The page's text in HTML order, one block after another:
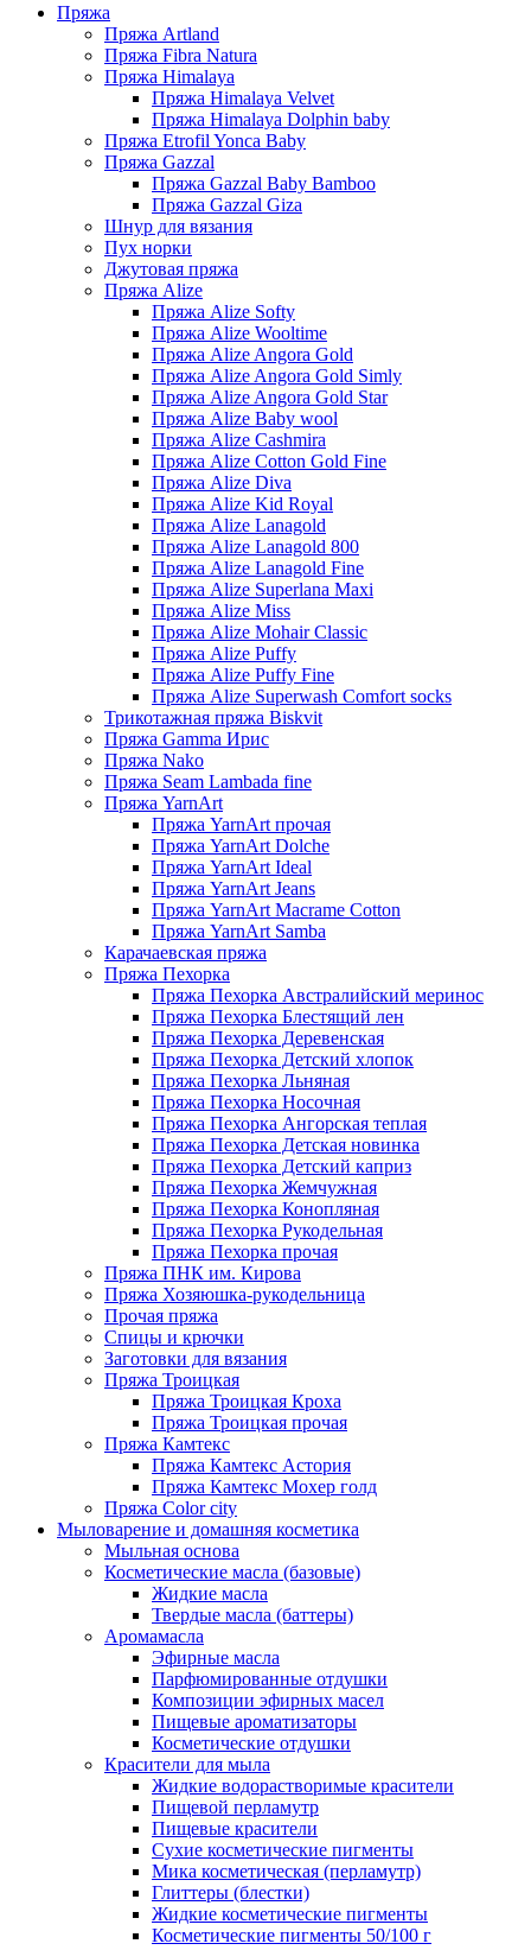
Пряжа
Пряжа Artland
Пряжа Fibra Natura
Пряжа Himalaya
Пряжа Himalaya Velvet
Пряжа Himalaya Dolphin baby
Пряжа Etrofil Yonca Baby
Пряжа Gazzal
Пряжа Gazzal Baby Bamboo
Пряжа Gazzal Giza
Шнур для вязания
Пух норки
Джутовая пряжа
Пряжа Alize
Пряжа Alize Softy
Пряжа Alize Wooltime
Пряжа Alize Angora Gold
Пряжа Alize Angora Gold Simly
Пряжа Alize Angora Gold Star
Пряжа Alize Baby wool
Пряжа Alize Cashmira
Пряжа Alize Cotton Gold Fine
Пряжа Alize Diva
Пряжа Alize Kid Royal
Пряжа Alize Lanagold
Пряжа Alize Lanagold 800
Пряжа Alize Lanagold Fine
Пряжа Alize Superlana Maxi
Пряжа Alize Miss
Пряжа Alize Mohair Classic
Пряжа Alize Puffy
Пряжа Alize Puffy Fine
Пряжа Alize Superwash Comfort socks
Трикотажная пряжа Biskvit
Пряжа Gamma Ирис
Пряжа Nako
Пряжа Seam Lambada fine
Пряжа YarnArt
Пряжа YarnArt прочая
Пряжа YarnArt Dolche
Пряжа YarnArt Ideal
Пряжа YarnArt Jeans
Пряжа YarnArt Macrame Cotton
Пряжа YarnArt Samba
Карачаевская пряжа
Пряжа Пехорка
Пряжа Пехорка Австралийский меринос
Пряжа Пехорка Блестящий лен
Пряжа Пехорка Деревенская
Пряжа Пехорка Детский хлопок
Пряжа Пехорка Льняная
Пряжа Пехорка Носочная
Пряжа Пехорка Ангорская теплая
Пряжа Пехорка Детская новинка
Пряжа Пехорка Детский каприз
Пряжа Пехорка Жемчужная
Пряжа Пехорка Конопляная
Пряжа Пехорка Рукодельная
Пряжа Пехорка прочая
Пряжа ПНК им. Кирова
Пряжа Хозяюшка-рукодельница
Прочая пряжа
Спицы и крючки
Заготовки для вязания
Пряжа Троицкая
Пряжа Троицкая Кроха
Пряжа Троицкая прочая
Пряжа Камтекс
Пряжа Камтекс Астория
Пряжа Камтекс Мохер голд
Пряжа Color city
Мыловарение и домашняя косметика
Мыльная основа
Косметические масла (базовые)
Жидкие масла
Твердые масла (баттеры)
Аромамасла
Эфирные масла
Парфюмированные отдушки
Композиции эфирных масел
Пищевые ароматизаторы
Косметические отдушки
Красители для мыла
Жидкие водорастворимые красители
Пищевой перламутр
Пищевые красители
Сухие косметические пигменты
Мика косметическая (перламутр)
Глиттеры (блестки)
Жидкие косметические пигменты
Косметические пигменты 50/100 г